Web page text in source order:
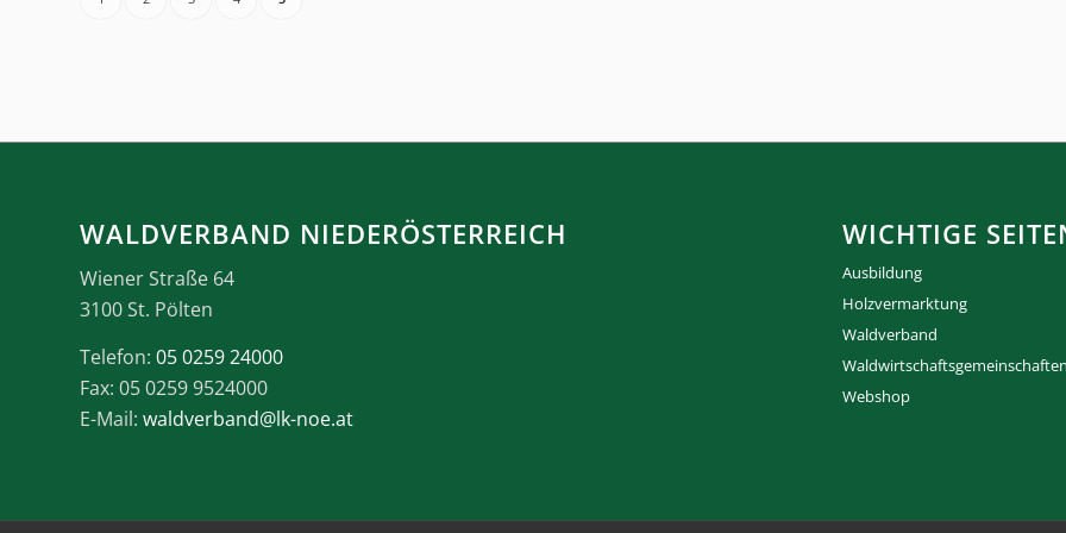
WALDVERBAND NIEDERÖSTERREICH
Wiener Straße 64
3100 St. Pölten
Telefon: 05 0259 24000
Fax: 05 0259 9524000
E-Mail: waldverband@lk-noe.at
WICHTIGE
Ausbildung
Holzvermarktung
Waldverband
Waldwirtschaftsgemeinschaften
Webshop